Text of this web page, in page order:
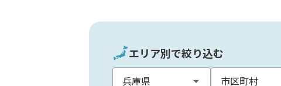
エリア別で絞り込む